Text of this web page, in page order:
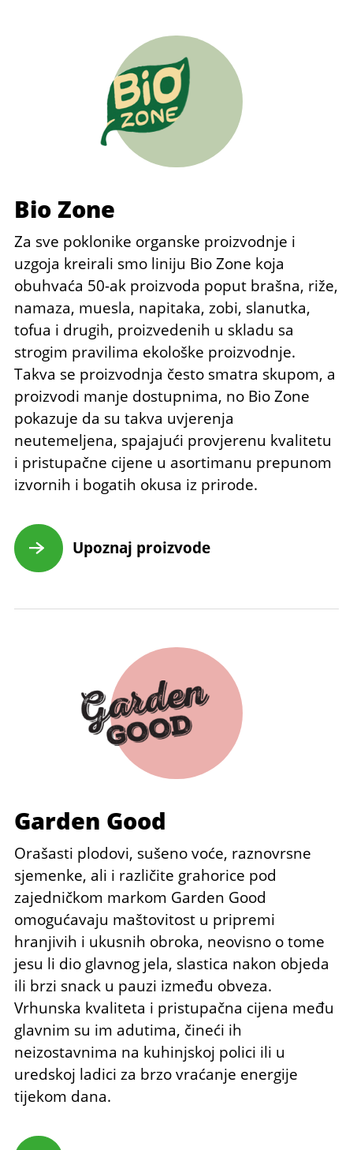
Bio Zone
Za sve poklonike organske proizvodnje i
uzgoja kreirali smo liniju Bio Zone koja
obuhvaća 50-ak proizvoda poput brašna, riže,
namaza, muesla, napitaka, zobi, slanutka,
tofua i drugih, proizvedenih u skladu sa
strogim pravilima ekološke proizvodnje.
Takva se proizvodnja često smatra skupom, a
proizvodi manje dostupnima, no Bio Zone
pokazuje da su takva uvjerenja
neutemeljena, spajajući provjerenu kvalitetu
i pristupačne cijene u asortimanu prepunom
izvornih i bogatih okusa iz prirode.
Upoznaj proizvode
Garden Good
Orašasti plodovi, sušeno voće, raznovrsne
sjemenke, ali i različite grahorice pod
zajedničkom markom Garden Good
omogućavaju maštovitost u pripremi
hranjivih i ukusnih obroka, neovisno o tome
jesu li dio glavnog jela, slastica nakon objeda
ili brzi snack u pauzi između obveza.
Vrhunska kvaliteta i pristupačna cijena među
glavnim su im adutima, čineći ih
neizostavnima na kuhinjskoj polici ili u
uredskoj ladici za brzo vraćanje energije
tijekom dana.